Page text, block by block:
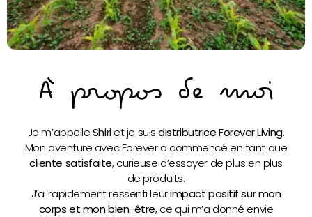
À propos de moi
Je m’appelleShiriet je suisdistributrice Forever Living.
Mon aventure avec Forever a commencé en tant que
cliente satisfaite, curieuse d’essayer de plus en plus
de produits.
J’ai rapidement ressenti leurimpact positif sur mon
corps et mon bien-être, ce qui m’a donné envie